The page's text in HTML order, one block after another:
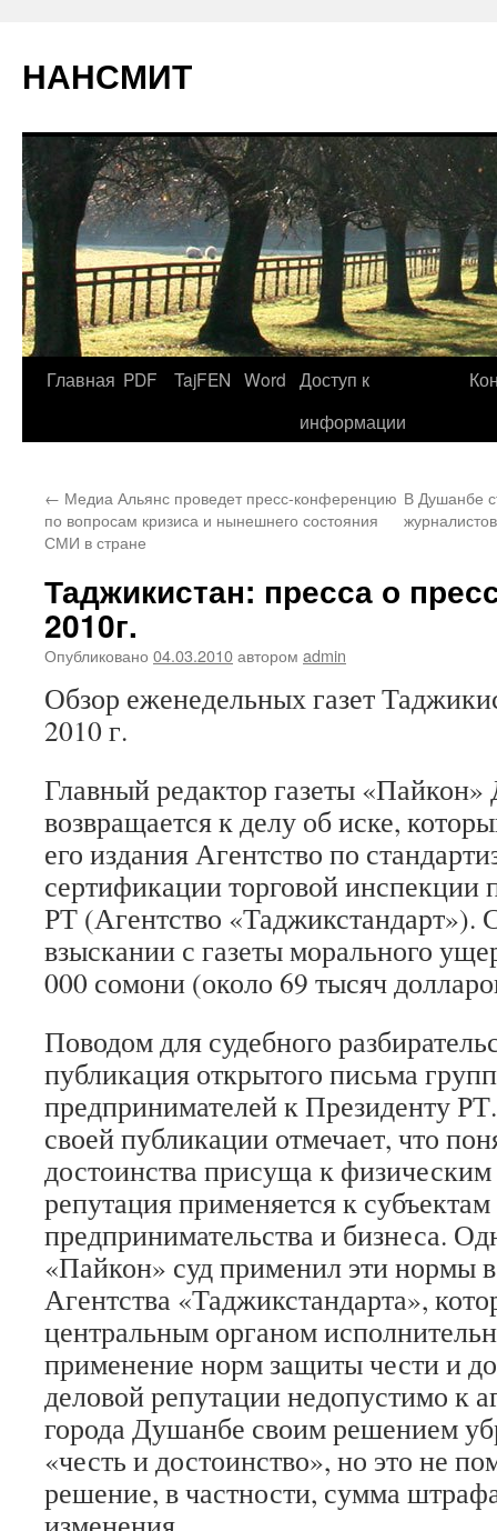
НАНСМИТ
Главная PDF TajFEN Word Доступ к
информации
← Медиа Альянс проведет пресс-конференцию
по вопросам кризиса и нынешнего состояния
СМИ в стране
В Душанбе
Таджикистан: пресса о
2010г.
Опубликовано 04.03.2010автором admin
Обзор еженедельных газет
2010 г.
Главный редактор газеты
возвращается к делу об иске,
его издания Агентство по
сертификации торговой инспекции
РТ (Агентство «Таджикстандарт»).
взыскании с газеты морального
000 сомони (около 69 тысяч
Поводом для судебного
публикация открытого письма
предпринимателей к Президенту
своей публикации отмечает, что
достоинства присуща к
репутация применяется к субъектам
предпринимательства и бизнеса.
«Пайкон» суд применил эти нормы
Агентства «Таджикстандарта»,
центральным органом
применение норм защиты чести и
деловой репутации недопустимо к
города Душанбе своим решением
«честь и достоинство», но это не
решение, в частности, сумма